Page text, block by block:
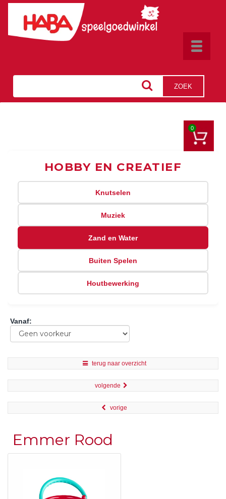
Toggle
ZOEK
0
HOBBY EN CREATIEF
Knutselen
Muziek
Zand en Water
Buiten Spelen
Houtbewerking
Vanaf:
terug naar overzicht
volgende
vorige
Emmer Rood